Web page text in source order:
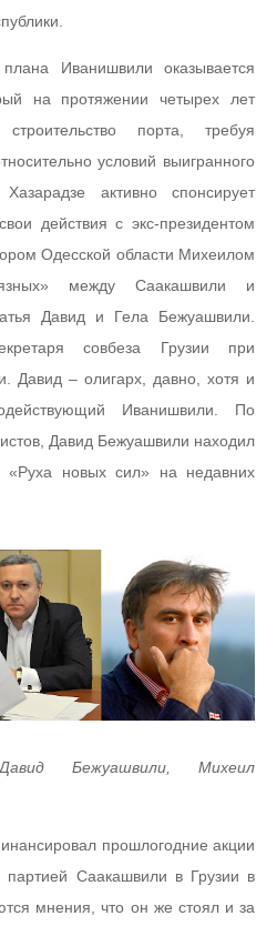
Иванишвили оказывается
на протяжении четырех лет
порта, требуя
условий выигранного
активно спонсирует
действия с экс-президентом
Одесской области Михеилом
между Саакашвили и
Давид и Гела Бежуашвили.
совбеза Грузии при
Давид – олигарх, давно, хотя и
Иванишвили. По
Давид Бежуашвили находил
новых сил» на недавних
Бежуашвили, Михеил
прошлогодние акции
партией Саакашвили в Грузии в
мнения, что он же стоял и за